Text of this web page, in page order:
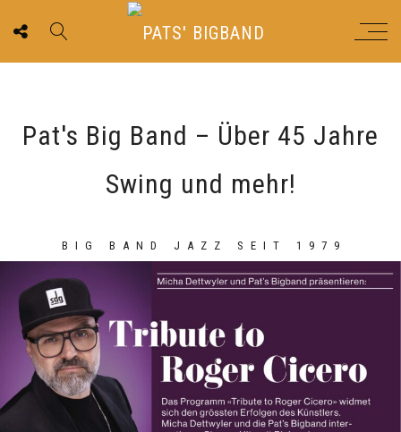
Pat's Big Band – Über 45 Jahre
Swing und mehr!
BIG BAND JAZZ SEIT 1979